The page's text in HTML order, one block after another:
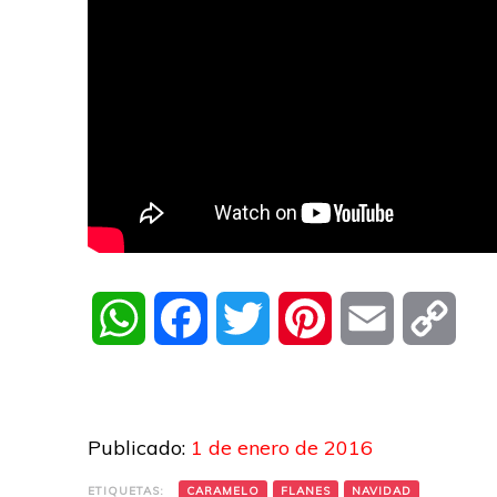
WhatsAppFacebook Twitter Pinterest Email
Publicado: 1 de enero de 2016
ETIQUETAS: CARAMELO FLANES NAVIDAD